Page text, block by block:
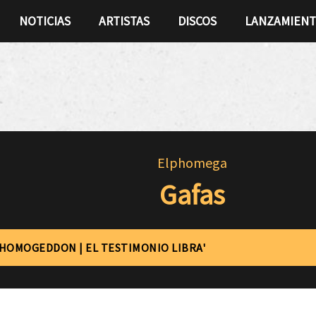
NOTICIAS ARTISTAS DISCOS
Elphomega
Gafas
| EL TESTIMONIO LIBRA'